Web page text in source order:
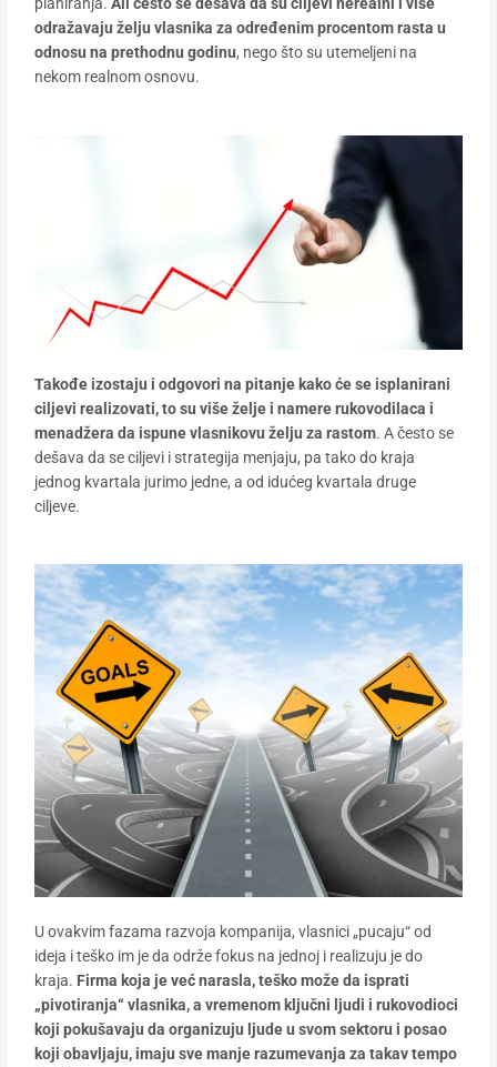
odražavaju želju vlasnika za određenim procentom rasta u
odnosu na prethodnu godinu, nego što su utemeljeni na
nekom realnom osnovu.
Takođe izostaju i odgovori na pitanje kako će se isplanirani
ciljevi realizovati, to su više želje i namere rukovodilaca i
menadžera da ispune vlasnikovu želju za rastom. A često se
dešava da se ciljevi i strategija menjaju, pa tako do kraja
jednog kvartala jurimo jedne, a od idućeg kvartala druge
ciljeve.
U ovakvim fazama razvoja kompanija, vlasnici „pucaju“ od
ideja i teško im je da održe fokus na jednoj i realizuju je do
kraja. Firma koja je već narasla, teško može da isprati
„pivotiranja“ vlasnika, a vremenom ključni ljudi i rukovodioci
koji pokušavaju da organizuju ljude u svom sektoru i posao
koji obavljaju, imaju sve manje razumevanja za takav tempo